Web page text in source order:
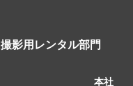
影用レンタル部門
本社